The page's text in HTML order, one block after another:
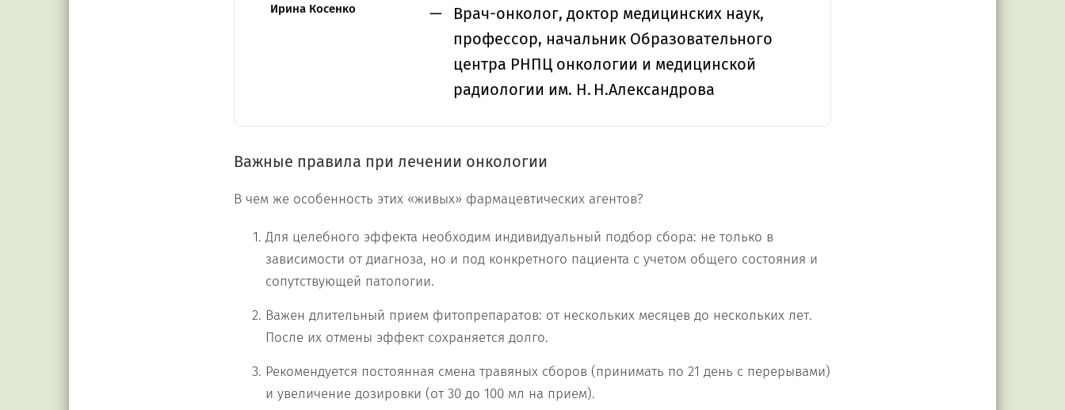
Ирина Косенко
Врач-онколог, доктор медицинских наук,
профессор, начальник Образовательного
центра РНПЦ онкологии и медицинской
радиологии им. Н. Н.Александрова
Важные правила при лечении онкологии
В чем же особенность этих «живых» фармацевтических агентов?
Для целебного эффекта необходим индивидуальный подбор сбора: не только в
зависимости от диагноза, но и под конкретного пациента с учетом общего состояния и
сопутствующей патологии.
Важен длительный прием фитопрепаратов: от нескольких месяцев до нескольких лет.
После их отмены эффект сохраняется долго.
Рекомендуется постоянная смена травяных сборов (принимать по 21 день с перерывами)
и увеличение дозировки (от 30 до 100 мл на прием).